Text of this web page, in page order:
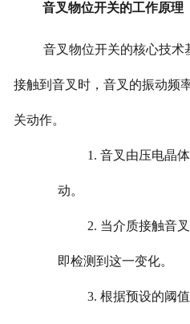
音叉物位开关的工作原理
音叉物位开关的核心技术
接触到音叉时，音叉的振动频
关动作。
1. 音叉由压电晶
动。
2. 当介质接触音
即检测到这一变化。
3. 根据预设的阈